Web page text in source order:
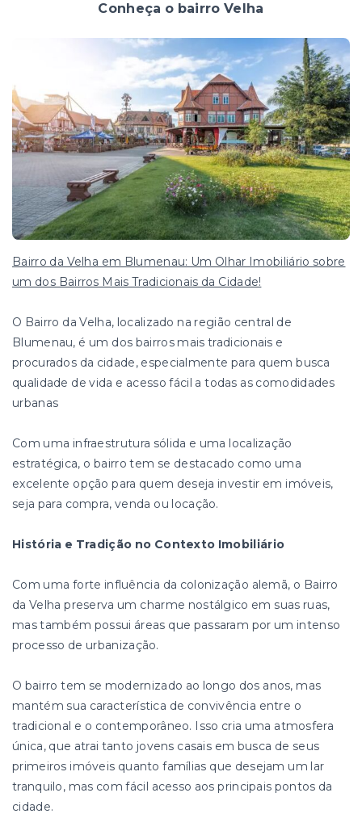
Conheça o bairro Velha
Bairro da Velha em Blumenau: Um Olhar Imobiliário sobre
um dos Bairros Mais Tradicionais da Cidade!
O Bairro da Velha, localizado na região central de
Blumenau, é um dos bairros mais tradicionais e
procurados da cidade, especialmente para quem busca
qualidade de vida e acesso fácil a todas as comodidades
urbanas
Com uma infraestrutura sólida e uma localização
estratégica, o bairro tem se destacado como uma
excelente opção para quem deseja investir em imóveis,
seja para compra, venda ou locação.
História e Tradição no Contexto Imobiliário
Com uma forte influência da colonização alemã, o Bairro
da Velha preserva um charme nostálgico em suas ruas,
mas também possui áreas que passaram por um intenso
processo de urbanização.
O bairro tem se modernizado ao longo dos anos, mas
mantém sua característica de convivência entre o
tradicional e o contemporâneo. Isso cria uma atmosfera
única, que atrai tanto jovens casais em busca de seus
primeiros imóveis quanto famílias que desejam um lar
tranquilo, mas com fácil acesso aos principais pontos da
cidade.